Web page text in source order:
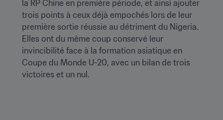
la RP Chine en première période, et ainsi ajouter
trois points à ceux déjà empochés lors de leur
première sortie réussie au détriment du Nigeria.
Elles ont du même coup conservé leur
invincibilité face à la formation asiatique en
Coupe du Monde U-20, avec un bilan de trois
victoires et un nul.